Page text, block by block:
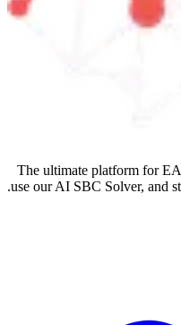
The ultimate platform for
use our AI SBC Solver, and